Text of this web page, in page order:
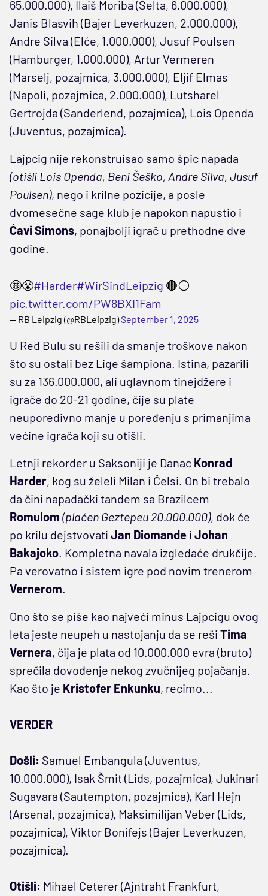
65.000.000), Ilaiš Moriba (Selta, 6.000.000),
Janis Blasvih (Bajer Leverkuzen, 2.000.000),
Andre Silva (Elće, 1.000.000), Jusuf Poulsen
(Hamburger, 1.000.000), Artur Vermeren
(Marselj, pozajmica, 3.000.000), Eljif Elmas
(Napoli, pozajmica, 2.000.000), Lutsharel
Gertrojda (Sanderlend, pozajmica), Lois Openda
(Juventus, pozajmica).
Lajpcig nije rekonstruisao samo špic napada
(otišli Lois Openda, Beni Šeško, Andre Silva, Jusuf
Poulsen), nego i krilne pozicije, a posle
dvomesečne sage klub je napokon napustio i
Ćavi Simons, ponajbolji igrač u prethodne dve
godine.
🤩😤#Harder#WirSindLeipzig 🔴⚪️
pic.twitter.com/PW8BXI1Fam
— RB Leipzig (@RBLeipzig)September 1, 2025
U Red Bulu su rešili da smanje troškove nakon
što su ostali bez Lige šampiona. Istina, pazarili
su za 136.000.000, ali uglavnom tinejdžere i
igrače do 20-21 godine, čije su plate
neuporedivno manje u poređenju s primanjima
većine igrača koji su otišli.
Letnji rekorder u Saksoniji je Danac Konrad
Harder, kog su želeli Milan i Čelsi. On bi trebalo
da čini napadački tandem sa Brazilcem
Romulom (plaćen Geztepeu 20.000.000), dok će
po krilu dejstvovati Jan Diomande i Johan
Bakajoko. Kompletna navala izgledaće drukčije.
Pa verovatno i sistem igre pod novim trenerom
Vernerom.
Ono što se piše kao najveći minus Lajpcigu ovog
leta jeste neupeh u nastojanju da se reši Tima
Vernera, čija je plata od 10.000.000 evra (bruto)
sprečila dovođenje nekog zvučnijeg pojačanja.
Kao što je Kristofer Enkunku, recimo...
VERDER
Došli: Samuel Embangula (Juventus,
10.000.000), Isak Šmit (Lids, pozajmica), Jukinari
Sugavara (Sautempton, pozajmica), Karl Hejn
(Arsenal, pozajmica), Maksimilijan Veber (Lids,
pozajmica), Viktor Bonifejs (Bajer Leverkuzen,
pozajmica).
Otišli: Mihael Ceterer (Ajntraht Frankfurt,